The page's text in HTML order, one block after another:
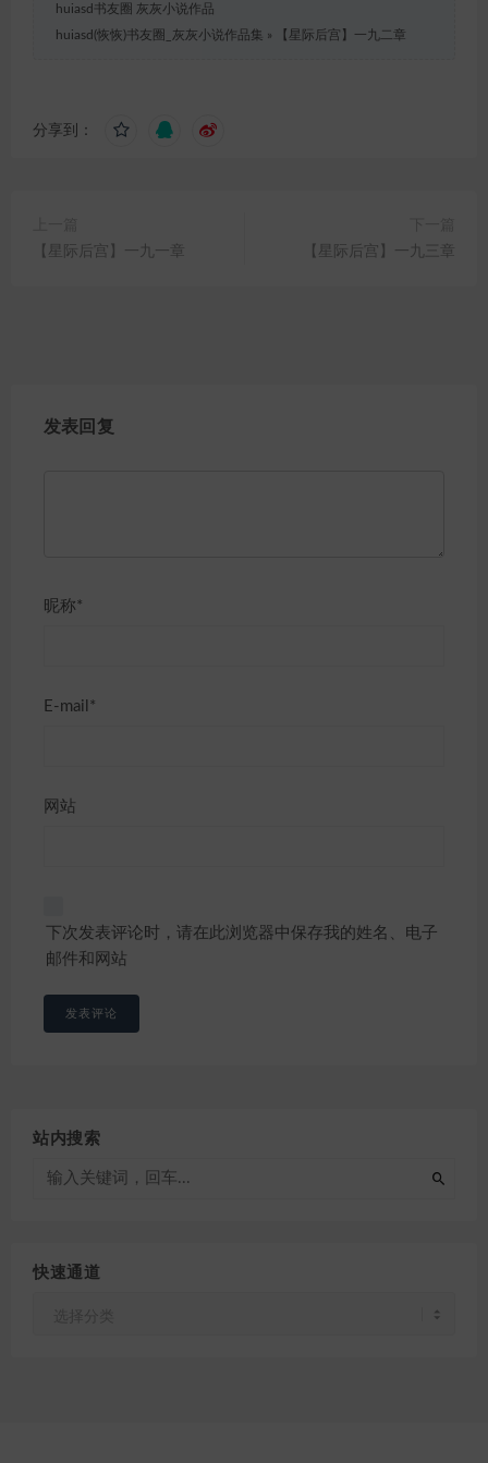
huiasd书友圈 灰灰小说作品
huiasd(恢恢)书友圈_灰灰小说作品集 » 【星际后宫】一九二章
分享到：
【星际后宫】一九一章
【星际后宫】一九三章
发表回复
昵称*
E-mail*
网站
下次发表评论时，请在此浏览器中保存我的姓名、电子
邮件和网站
站内搜索
快速通道